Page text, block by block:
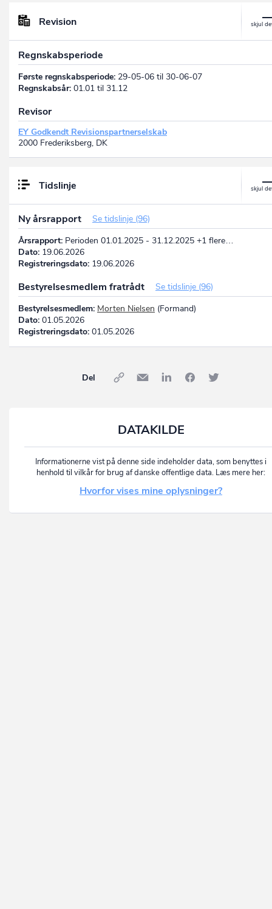
Revision
Regnskabsperiode
Første regnskabsperiode: 29-05-06 til 30-06-07
Regnskabsår: 01.01 til 31.12
Revisor
EY Godkendt Revisionspartnerselskab
2000 Frederiksberg, DK
Tidslinje
Ny årsrapport
Se tidslinje (96)
Årsrapport: Perioden 01.01.2025 - 31.12.2025 +1 flere…
Dato: 19.06.2026
Registreringsdato: 19.06.2026
Bestyrelsesmedlem fratrådt
Se tidslinje (96)
Bestyrelsesmedlem: Morten Nielsen (Formand)
Dato: 01.05.2026
Registreringsdato: 01.05.2026
Del
DATAKILDE
Informationerne vist på denne side indeholder data, som benyttes i
henhold til vilkår for brug af danske offentlige data. Læs mere her:
Hvorfor vises mine oplysninger?